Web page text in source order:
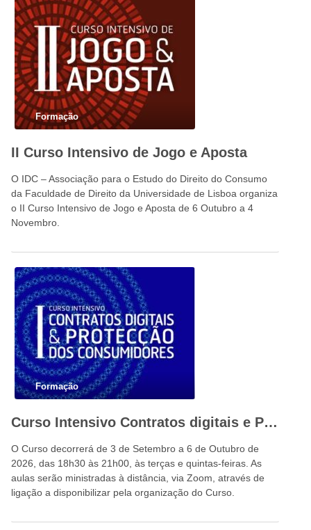
Formação
II Curso Intensivo de Jogo e Aposta
O IDC – Associação para o Estudo do Direito do Consumo
da Faculdade de Direito da Universidade de Lisboa organiza
o II Curso Intensivo de Jogo e Aposta de 6 Outubro a 4
Novembro.
Formação
Curso Intensivo Contratos digitais e Proteção dos Consumidores
O Curso decorrerá de 3 de Setembro a 6 de Outubro de
2026, das 18h30 às 21h00, às terças e quintas-feiras. As
aulas serão ministradas à distância, via Zoom, através de
ligação a disponibilizar pela organização do Curso.